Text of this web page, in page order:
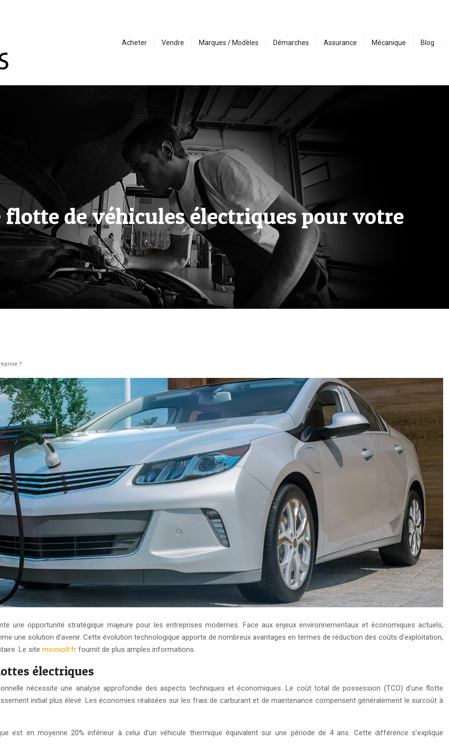
Acheter Vendre Marques / Modèles Démarches Assurance Mécanique Blog
de véhicules électriques pour votre
?
une opportunité stratégique majeure pour les entreprises modernes. Face aux enjeux environnementaux et économiques actuels,
une solution d’avenir. Cette évolution technologique apporte de nombreux avantages en termes de réduction des coûts d’exploitation,
Le site movivolt.fr fournit de plus amples informations.
électriques
nécessite une analyse approfondie des aspects techniques et économiques. Le coût total de possession (TCO) d’une flotte
initial plus élevé. Les économies réalisées sur les frais de carburant et de maintenance compensent généralement le surcoût à
est en moyenne 20% inférieur à celui d’un véhicule thermique équivalent sur une période de 4 ans. Cette différence s’explique